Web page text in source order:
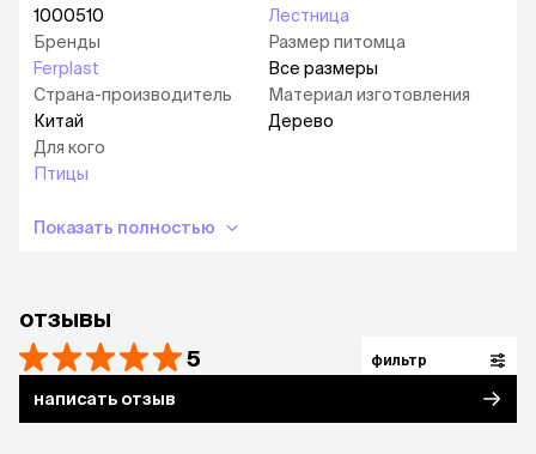
1000510
Бренды
Ferplast
Страна-производитель
Китай
Для кого
Птицы
Лестница
Размер питомца
Все размеры
Материал изготовления
Дерево
Показать полностью
отзывы
5 фильтр
написать отзыв